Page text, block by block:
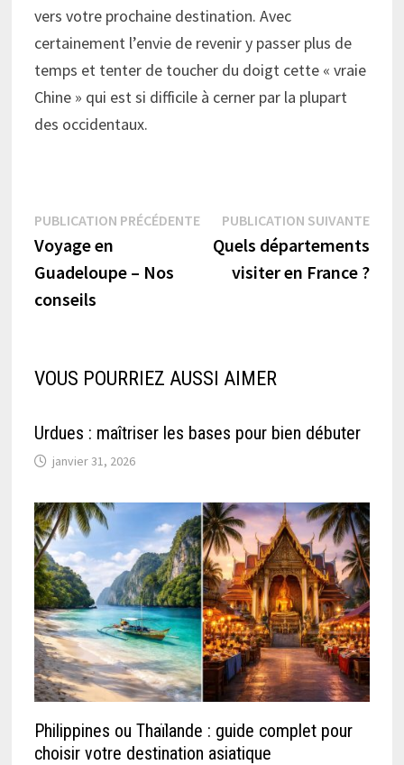
vers votre prochaine destination. Avec
certainement l’envie de revenir y passer plus de
temps et tenter de toucher du doigt cette « vraie
Chine » qui est si difficile à cerner par la plupart
des occidentaux.
Navigation
de
l’article
PUBLICATION PRÉCÉDENTEPublication
précédente :
Voyage en
Guadeloupe – Nos
conseils
PUBLICATION SUIVANTE
Quels départements
visiter en France ?
VOUS POURRIEZ AUSSI AIMER
Urdues : maîtriser les bases pour bien débuter
janvier 31, 2026
Philippines ou Thaïlande : guide complet pour
choisir votre destination asiatique